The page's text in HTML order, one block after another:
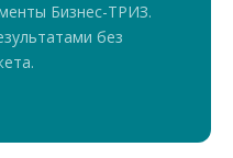
Бизнес-ТРИЗ.
без